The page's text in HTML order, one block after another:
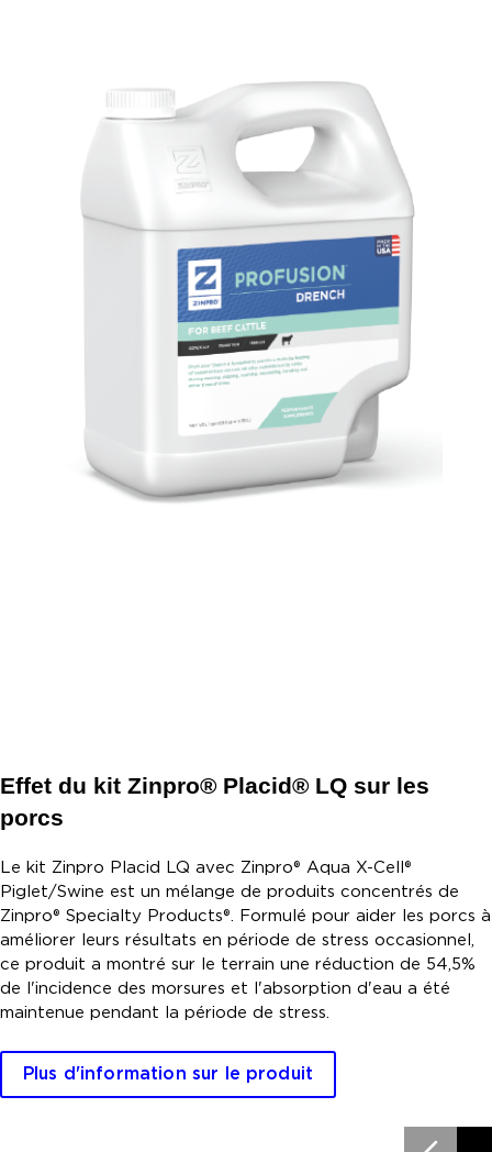
Effet du kit Zinpro® Placid® LQ sur les
porcs
Le kit Zinpro Placid LQ avec Zinpro® Aqua X-Cell®
Piglet/Swine est un mélange de produits concentrés de
Zinpro® Specialty Products®. Formulé pour aider les porcs à
améliorer leurs résultats en période de stress occasionnel,
ce produit a montré sur le terrain une réduction de 54,5%
de l'incidence des morsures et l'absorption d'eau a été
maintenue pendant la période de stress.
Plus d'information sur le produit